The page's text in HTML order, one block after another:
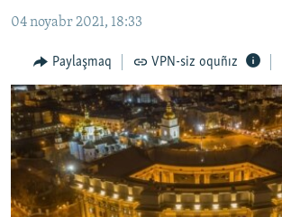
Qıdıruvğa
qaytmaq
MEDENİYET
İNSAN AQLARI
VİDEO
SÜRET
BLOGLAR
FİKİR
04 noyabr 2021, 18:33
Paylaşmaq VPN-siz oquñız